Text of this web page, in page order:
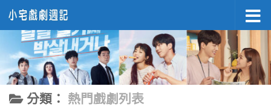
Skip to content
分類： 熱門戲劇列表